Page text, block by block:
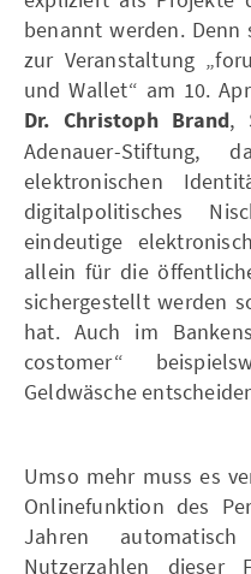
benannt werden.
zur Veranstaltung
und Wallet“ am 10.
Dr. Christoph Brand,
Adenauer-
elektronischen
digitalpolitisches
eindeutige
allein für die
sichergestellt werden
hat. Auch im
costomer“
Geldwäsche
Umso mehr muss es
Onlinefunktion des
Jahren
Nutzerzahlen